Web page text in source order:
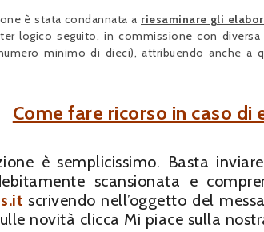
è stata condannata a riesaminare gli
logico seguito, in commissione con
minimo di dieci), attribuendo anche a
Come fare ricorso in caso di
è semplicissimo. Basta
scansionata e
scrivendo nell’oggetto del
novità clicca Mi piace sulla